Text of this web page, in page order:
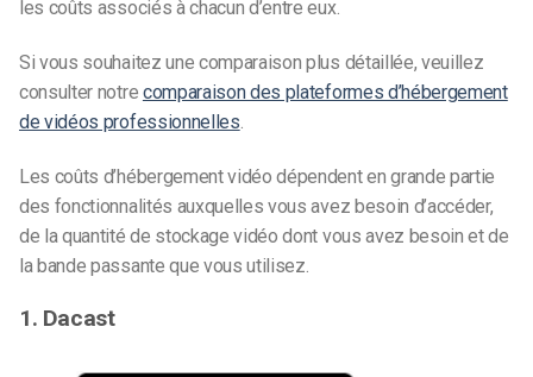
les coûts associés à chacun d’entre eux.
Si vous souhaitez une comparaison plus détaillée, veuillez
consulter notre comparaison des plateformes d’hébergement
de vidéos professionnelles
Les coûts d’hébergement vidéo dépendent en grande partie
des fonctionnalités auxquelles vous avez besoin d’accéder,
de la quantité de stockage vidéo dont vous avez besoin et de
la bande passante que vous utilisez.
1. Dacast